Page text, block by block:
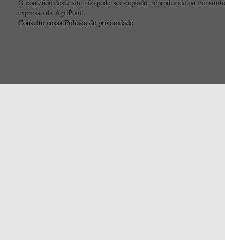
O conteúdo deste site não pode ser copiado, reproduzido ou
expresso da AgriPoint.
Consulte nossa Política de privacidade